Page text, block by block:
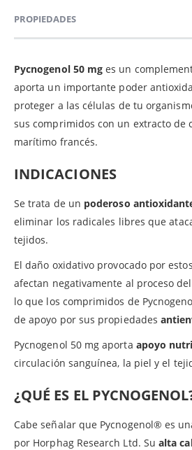
PROPIEDADES
Pycnogenol 50 mges un
aporta un importante poder
proteger a las células de tu
sus comprimidos con un extracto de
marítimo francés.
INDICACIONES
Se trata de un poderoso
eliminar los radicales libres que
tejidos.
El daño oxidativo provocado por
afectan negativamente al proceso
lo que los comprimidos de
de apoyo por sus propiedades
Pycnogenol 50 mg aporta apoyo
circulación sanguínea, la piel y el
¿QUÉ ES EL
Cabe señalar que Pycnogenol® es
por Horphag Research Ltd. Sualta